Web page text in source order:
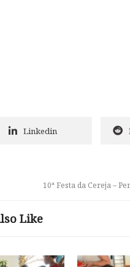
Linkedin
10ª Festa da Cereja –
Like